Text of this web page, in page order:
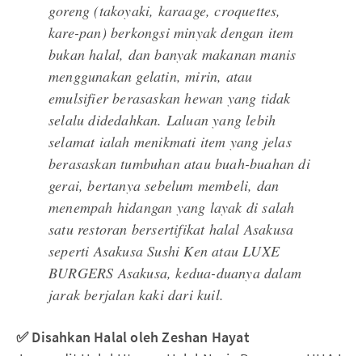
goreng (takoyaki, karaage, croquettes,
kare-pan) berkongsi minyak dengan item
bukan halal, dan banyak makanan manis
menggunakan gelatin, mirin, atau
emulsifier berasaskan hewan yang tidak
selalu didedahkan. Laluan yang lebih
selamat ialah menikmati item yang jelas
berasaskan tumbuhan atau buah-buahan di
gerai, bertanya sebelum membeli, dan
menempah hidangan yang layak di salah
satu restoran bersertifikat halal Asakusa
seperti Asakusa Sushi Ken atau LUXE
BURGERS Asakusa, kedua-duanya dalam
jarak berjalan kaki dari kuil.
✅ Disahkan Halal oleh Zeshan Hayat